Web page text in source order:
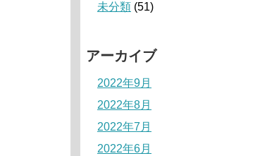
未分類 (51)
アーカイブ
2022年9月
2022年8月
2022年7月
2022年6月